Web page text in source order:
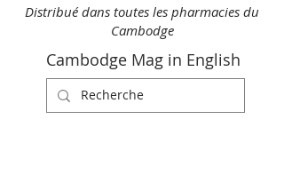
Distribué dans toutes les pharmacies du
Cambodge
Cambodge Mag in English